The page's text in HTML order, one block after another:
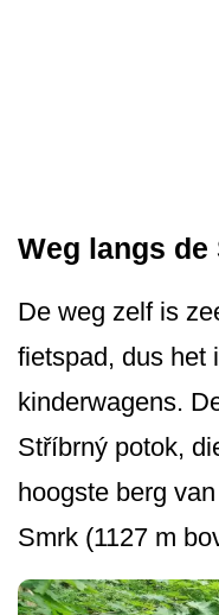
Weg langs
De weg zelf is
fietspad, dus het
kinderwagens.
Stříbrný potok,
hoogste berg
Smrk (1127 m